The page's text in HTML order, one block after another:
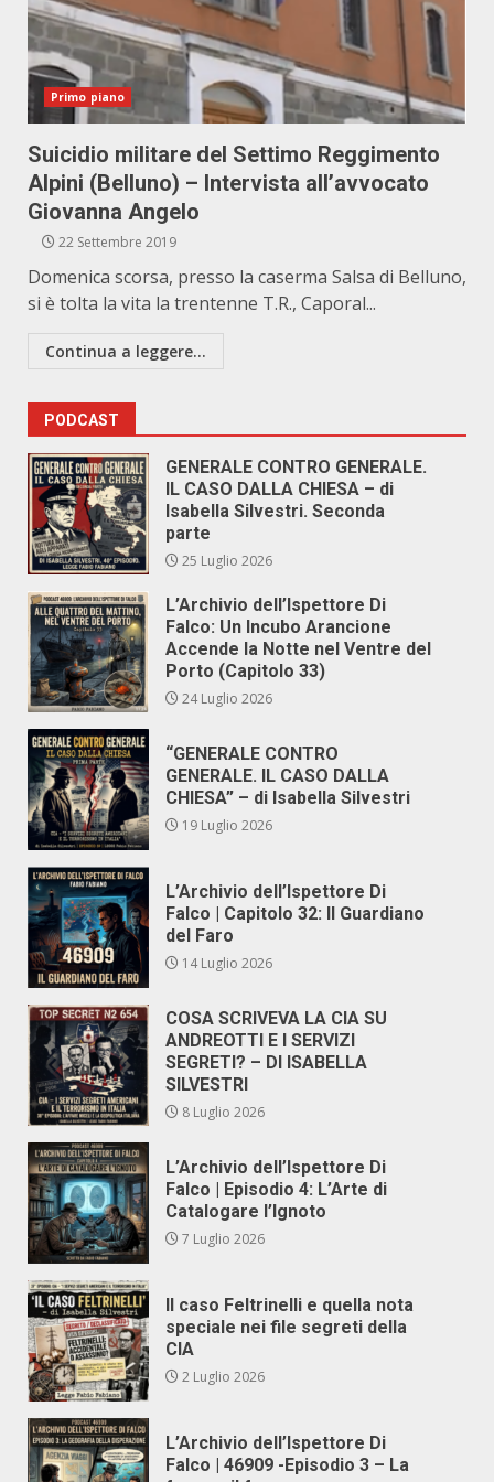
Primo piano
Suicidio militare del Settimo Reggimento
Alpini (Belluno) – Intervista all’avvocato
Giovanna Angelo
22 Settembre 2019
Domenica scorsa, presso la caserma Salsa di Belluno,
si è tolta la vita la trentenne T.R., Caporal...
Continua a leggere...
PODCAST
GENERALE CONTRO GENERALE.
IL CASO DALLA CHIESA – di
Isabella Silvestri. Seconda
parte
25 Luglio 2026
L’Archivio dell’Ispettore Di
Falco: Un Incubo Arancione
Accende la Notte nel Ventre del
Porto (Capitolo 33)
24 Luglio 2026
“GENERALE CONTRO
GENERALE. IL CASO DALLA
CHIESA” – di Isabella Silvestri
19 Luglio 2026
L’Archivio dell’Ispettore Di
Falco | Capitolo 32: Il Guardiano
del Faro
14 Luglio 2026
COSA SCRIVEVA LA CIA SU
ANDREOTTI E I SERVIZI
SEGRETI? – DI ISABELLA
SILVESTRI
8 Luglio 2026
L’Archivio dell’Ispettore Di
Falco | Episodio 4: L’Arte di
Catalogare l’Ignoto
7 Luglio 2026
Il caso Feltrinelli e quella nota
speciale nei file segreti della
CIA
2 Luglio 2026
L’Archivio dell’Ispettore Di
Falco | 46909 -Episodio 3 – La